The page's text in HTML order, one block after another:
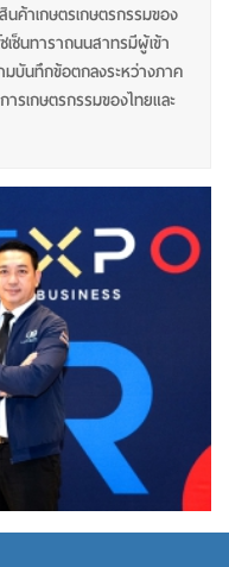
ค้าเกษตรเกษตรกรรมของ
เซ็นทาราถนนสาทรมีผู้เข้า
มบันทึกข้อตกลงระหว่างภาค
รเกษตรกรรมของไทยและ